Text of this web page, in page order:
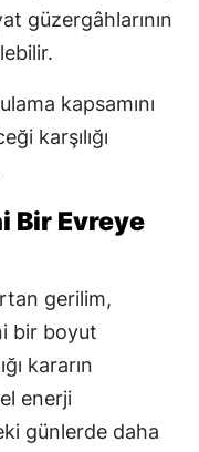
güzergâhlarının
kapsamını
karşılığı
Bir Evreye
gerilim,
bir boyut
kararın
enerji
günlerde daha